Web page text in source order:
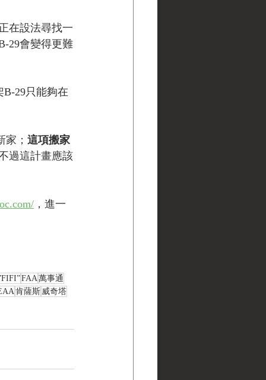
在設法尋找一
29會變得更難
29只能夠在
； 這項搬家
過這計畫應該
，進一
FAA 萬事通
肯薩斯 威奇塔